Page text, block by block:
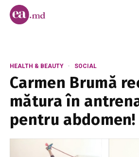
HEALTH & BEAUTY SOCIAL
Carmen Brumă
mătura în
pentru abdomen!